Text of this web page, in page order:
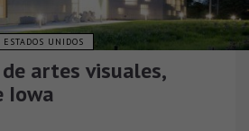
ESTADOS UNIDOS
artes visuales,
Iowa